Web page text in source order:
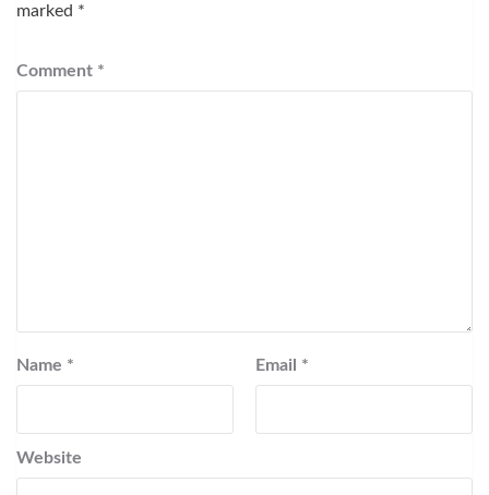
marked *
Comment *
Name * Email *
Website